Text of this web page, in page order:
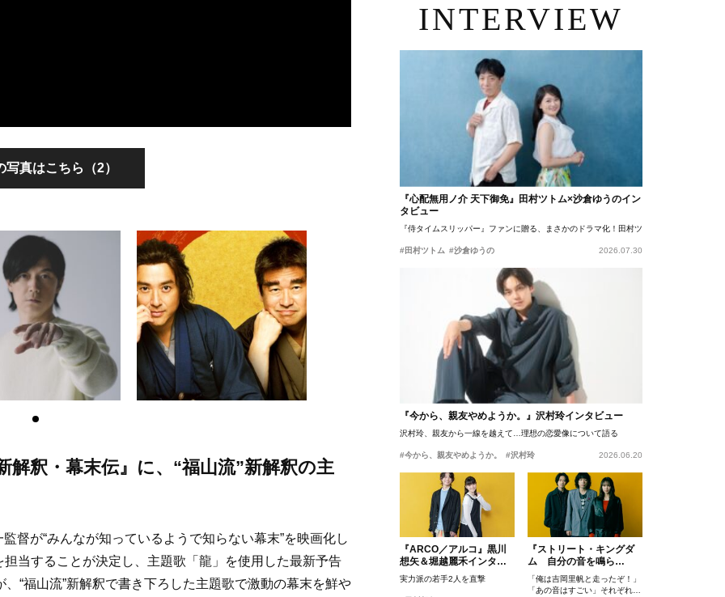
写真はこちら（2）
釈・幕末伝』に、“福山流”新解釈の主
督が“みんなが知っているようで知らない幕末”を映画化し
当することが決定し、主題歌「龍」を使用した最新予告
“福山流”新解釈で書き下ろした主題歌で激動の幕末を鮮や
INTERVIEW
『心配無用ノ介 天下御免』田村ツトム×沙倉ゆうのイン
タビュー
『侍タイムスリッパー』ファンに贈る、まさかのドラマ化！田村ツトム×沙倉ゆうのが語
#田村ツトム #沙倉ゆうの 2026.07.30
『今から、親友やめようか。』沢村玲インタビュー
沢村玲、親友から一線を越えて…理想の恋愛像について語る
#今から、親友やめようか。 #沢村玲 2026.06.20
『ARCO／アルコ』黒川
想矢＆堀越麗禾インタビ
ュー
実力派の若手2人を直撃
『ストリート・キングダ
ム 自分の音を鳴ら
せ。』峯田和伸、若葉竜
也、吉岡里帆インタビュ
「俺は吉岡里帆と走ったぞ！」
「あの音はすごい」それぞれの